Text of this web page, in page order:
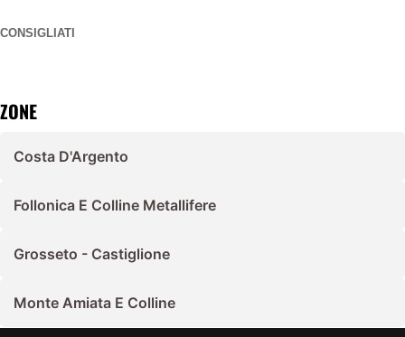
CONSIGLIATI
ZONE
Costa D'Argento
Follonica E Colline Metallifere
Grosseto - Castiglione
Monte Amiata E Colline